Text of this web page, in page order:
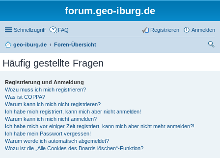
forum.geo-iburg.de
Schnellzugriff FAQ Anmelden
Registrieren
geo-iburg.de
Foren-Übersicht
Häufig gestellte Fragen
Registrierung und Anmeldung
Wozu muss ich mich registrieren?
Was ist COPPA?
Warum kann ich mich nicht registrieren?
Ich habe mich registriert, kann mich aber nicht anmelden!
Warum kann ich mich nicht anmelden?
Ich habe mich vor einiger Zeit registriert, kann mich aber nicht mehr anmelden?!
Ich habe mein Passwort vergessen!
Warum werde ich automatisch abgemeldet?
Wozu ist die „Alle Cookies des Boards löschen“-Funktion?